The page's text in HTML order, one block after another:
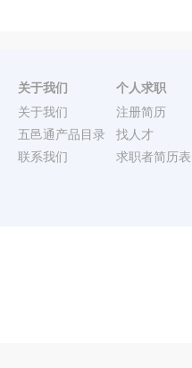
关于我们
关于我们
五邑通产品目录
联系我们
个人求职
注册简历
找人才
求职者简历表